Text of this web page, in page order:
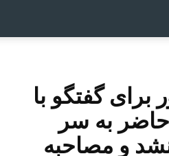
براى گفتگو با
به سر
و مصاحبه